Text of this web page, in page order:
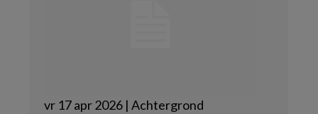
vr 17 apr 2026 | Achtergrond